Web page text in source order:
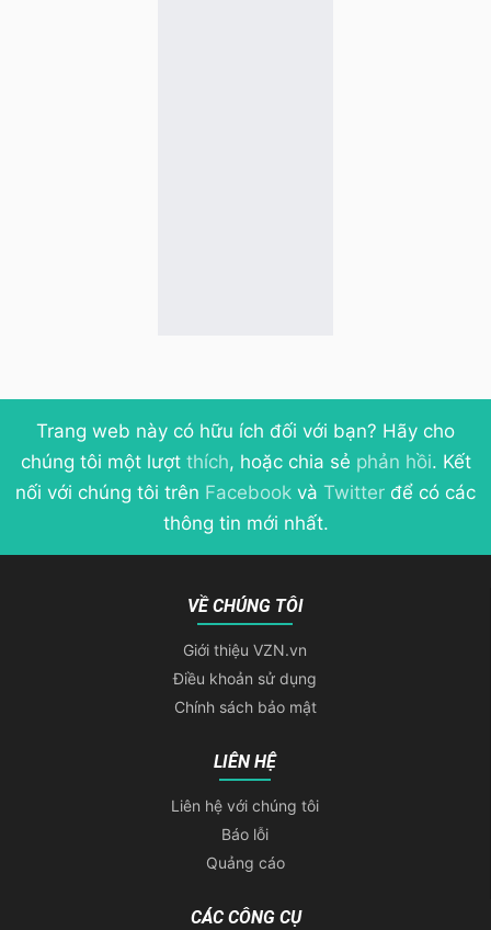
Trang web này có hữu ích đối với bạn? Hãy cho
chúng tôi một lượt thích, hoặc chia sẻ phản hồi. Kết
nối với chúng tôi trên Facebook và Twitter để có các
thông tin mới nhất.
VỀ CHÚNG TÔI
Giới thiệu VZN.vn
Điều khoản sử dụng
Chính sách bảo mật
LIÊN HỆ
Liên hệ với chúng tôi
Báo lỗi
Quảng cáo
CÁC CÔNG CỤ